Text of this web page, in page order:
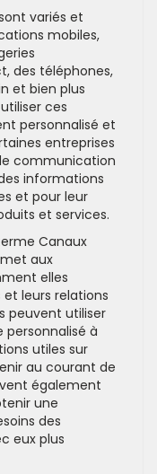
variés et
mobiles,
des téléphones,
et bien plus
ces
personnalisé et
entreprises
communication
informations
et pour leur
et services.
Canaux
aux
elles
leurs relations
peuvent utiliser
à
utiles sur
au courant de
également
une
des
eux plus